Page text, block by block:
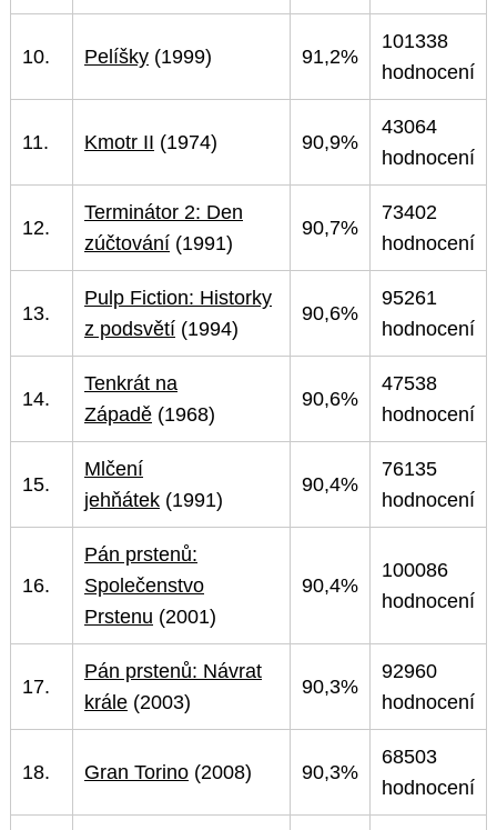
10. Pelíšky (1999) 91,2%
101338
hodnocení
11. Kmotr II (1974) 90,9%
43064
hodnocení
12.
Terminátor 2: Den
zúčtování (1991)
90,7%
73402
hodnocení
13.
Pulp Fiction: Historky
z podsvětí (1994)
90,6%
95261
hodnocení
14.
Tenkrát na
Západě (1968)
90,6%
47538
hodnocení
15.
Mlčení
jehňátek (1991)
90,4%
76135
hodnocení
16.
Pán prstenů:
Společenstvo
Prstenu (2001)
90,4%
100086
hodnocení
17.
Pán prstenů: Návrat
krále (2003)
90,3%
92960
hodnocení
18. Gran Torino (2008) 90,3%
68503
hodnocení